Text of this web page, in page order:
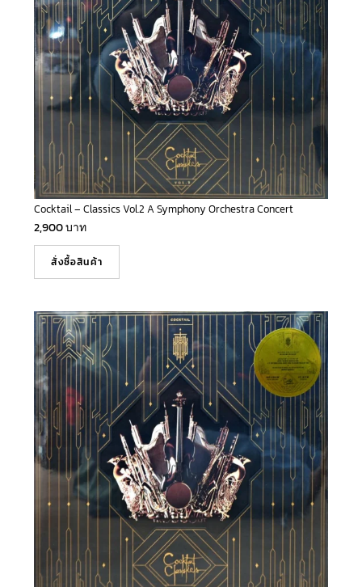
Cocktail – Classics Vol.2 A Symphony Orchestra Concert
2,900บาท
สั่งซื้อสินค้า